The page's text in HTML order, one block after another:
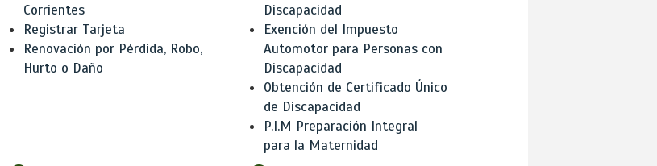
Corrientes
Registrar Tarjeta
Renovación por Pérdida, Robo,
Hurto o Daño
Discapacidad
Exención del Impuesto
Automotor para Personas con
Discapacidad
Obtención de Certificado Único
de Discapacidad
P.I.M Preparación Integral
para la Maternidad